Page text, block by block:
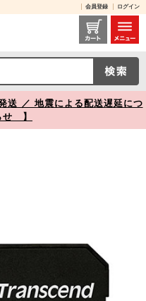
会員登録 ログイン
TS32GUSD350V レビュー / 高耐久 microSDカード 32GB ドライブレコーダー向け Class10 UHS-I U1 SDカード変換アダプタ付 Transcend製【メモリダイレクト】
送 ／ 地震による配送遅延につ
せ 】